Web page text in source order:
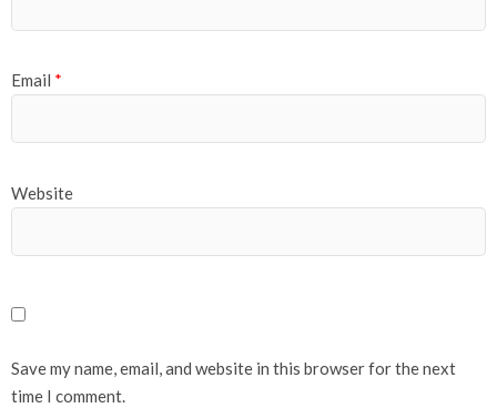
Email *
Website
Save my name, email, and website in this browser for the next
time I comment.